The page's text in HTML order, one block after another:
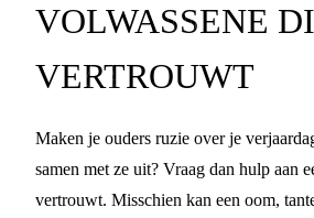
VOLWASSENE
VERTROUWT
Maken je ouders ruzie over je
samen met ze uit? Vraag dan hulp aan
vertrouwt. Misschien kan een oom,